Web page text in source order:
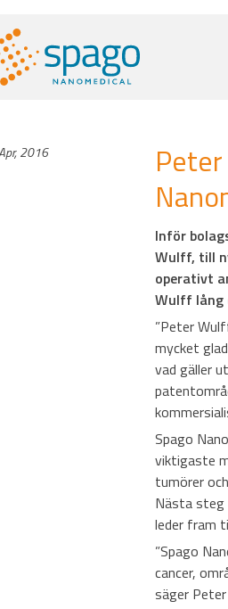
2016
Inför
Wulff, till
operativt
Wulff lång
”Peter
mycket
vad gäller
Spago
viktigaste
tumörer
Nästa steg
leder fram
”Spago
cancer,
säger